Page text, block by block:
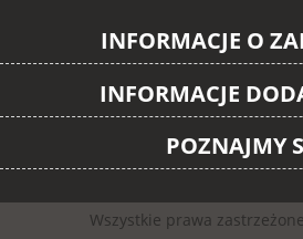
INFORMACJE O
INFORMACJE
POZNAJMY
Wszystkie prawa